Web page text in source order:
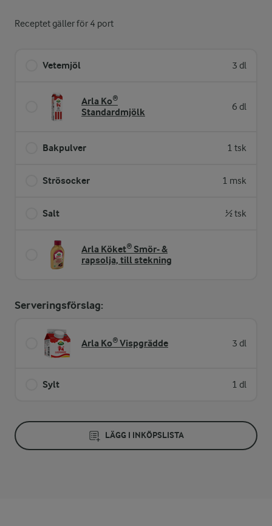
Receptet gäller för 4 port
Vetemjöl 3 dl
Arla Ko®
Standardmjölk
6 dl
Bakpulver 1 tsk
Strösocker 1 msk
Salt ½ tsk
Arla Köket® Smör- &
rapsolja, till stekning
Serveringsförslag:
Arla Ko® Vispgrädde 3 dl
Sylt 1 dl
LÄGG I INKÖPSLISTA